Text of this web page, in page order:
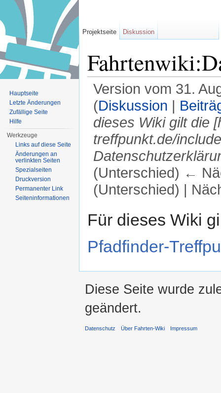
Version vom 31.
(Diskussion |
dieses Wiki gilt die
treffpunkt.de/
(Unterschied) ←
(Unterschied) |
Für dieses Wiki
Pfadfinder-
Projektseite Diskussion
Hauptseite
Letzte Änderungen
Zufällige Seite
Hilfe
Werkzeuge
Links auf diese Seite
Änderungen an
verlinkten Seiten
Spezialseiten
Druckversion
Permanenter Link
Seiten­informationen
Diese Seite wurde
geändert.
Datenschutz Über Fahrten-Wiki Impressum